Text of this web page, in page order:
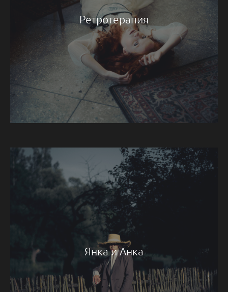
Ретротерапия
Янка и Анка